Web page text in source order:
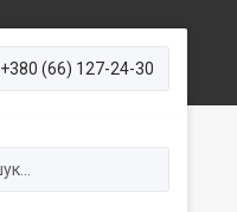
+380 (66) 127-24-30